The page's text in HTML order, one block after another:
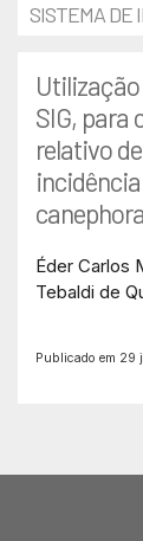
SISTEMA DE
SIG, para
relativo
canephora
Éder Carlos
Tebaldi de
Publicado em 29